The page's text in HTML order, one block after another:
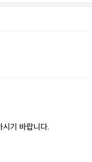
시기 바랍니다.